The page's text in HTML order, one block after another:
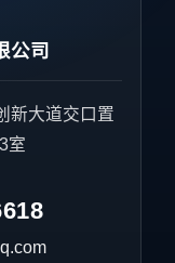
公司
新大道交口置
室